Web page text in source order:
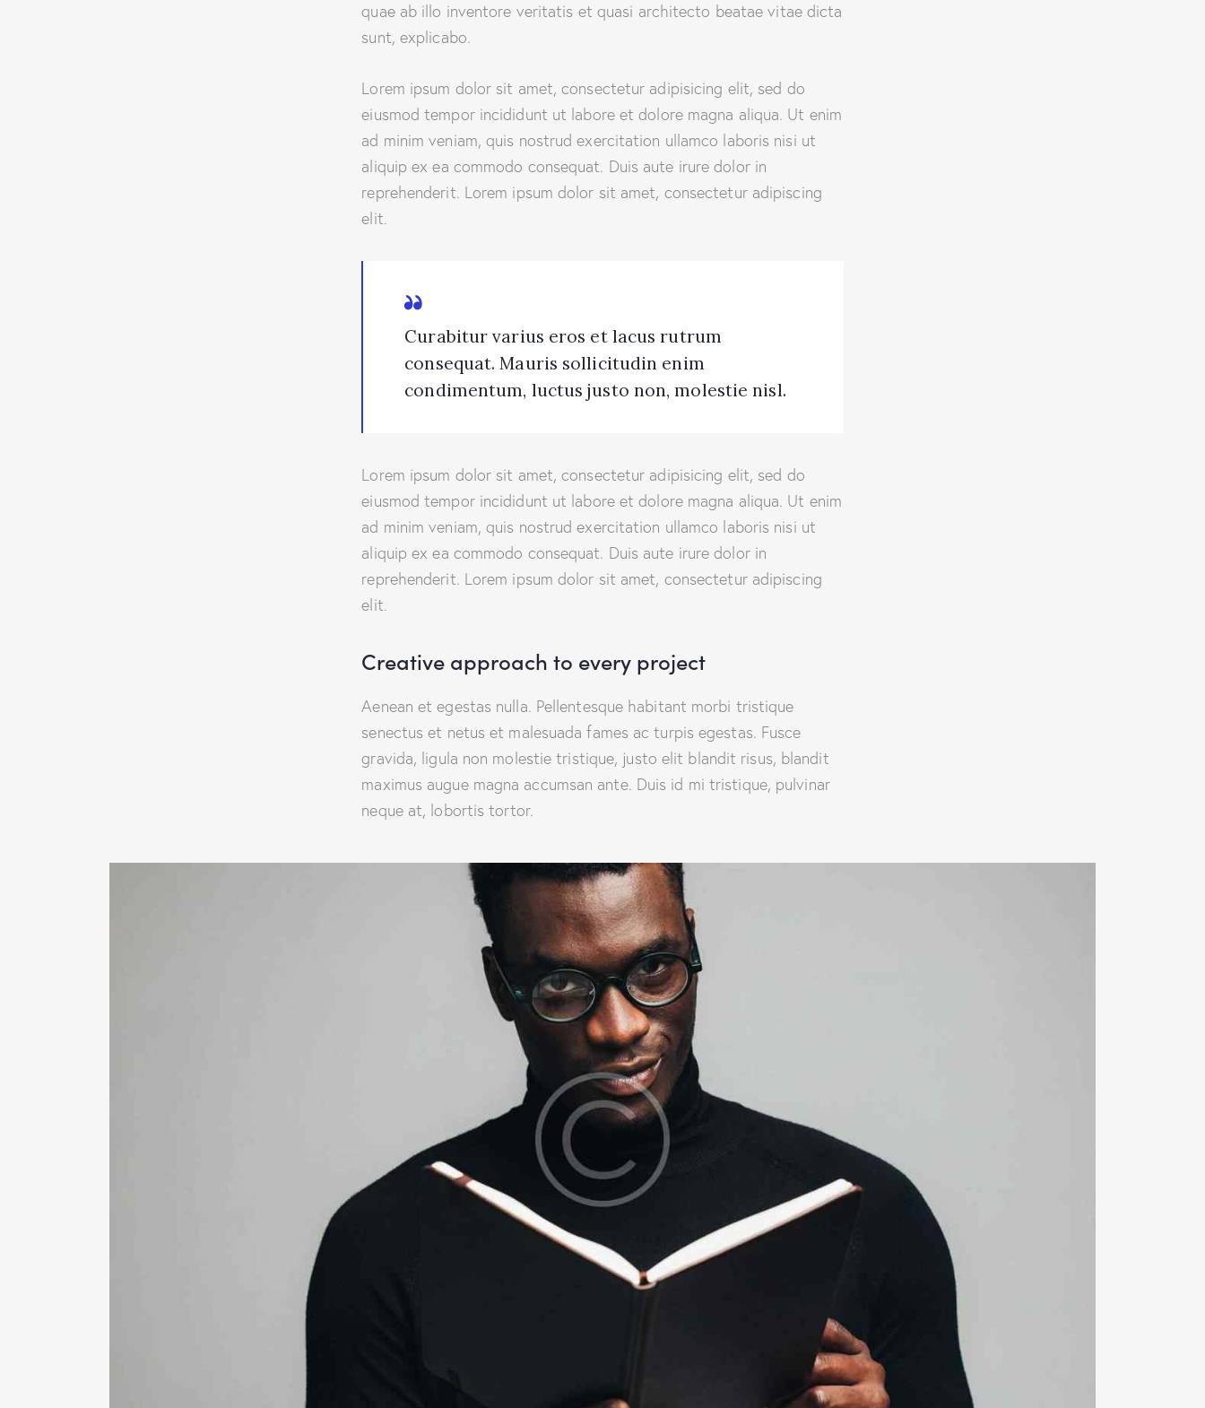
quae ab illo inventore veritatis et quasi architecto beatae vitae dicta
sunt, explicabo.
Lorem ipsum dolor sit amet, consectetur adipisicing elit, sed do
eiusmod tempor incididunt ut labore et dolore magna aliqua. Ut enim
ad minim veniam, quis nostrud exercitation ullamco laboris nisi ut
aliquip ex ea commodo consequat. Duis aute irure dolor in
reprehenderit. Lorem ipsum dolor sit amet, consectetur adipiscing
elit.
Curabitur varius eros et lacus rutrum
consequat. Mauris sollicitudin enim
condimentum, luctus justo non, molestie nisl.
Lorem ipsum dolor sit amet, consectetur adipisicing elit, sed do
eiusmod tempor incididunt ut labore et dolore magna aliqua. Ut enim
ad minim veniam, quis nostrud exercitation ullamco laboris nisi ut
aliquip ex ea commodo consequat. Duis aute irure dolor in
reprehenderit. Lorem ipsum dolor sit amet, consectetur adipiscing
elit.
Creative approach to every project
Aenean et egestas nulla. Pellentesque habitant morbi tristique
senectus et netus et malesuada fames ac turpis egestas. Fusce
gravida, ligula non molestie tristique, justo elit blandit risus, blandit
maximus augue magna accumsan ante. Duis id mi tristique, pulvinar
neque at, lobortis tortor.